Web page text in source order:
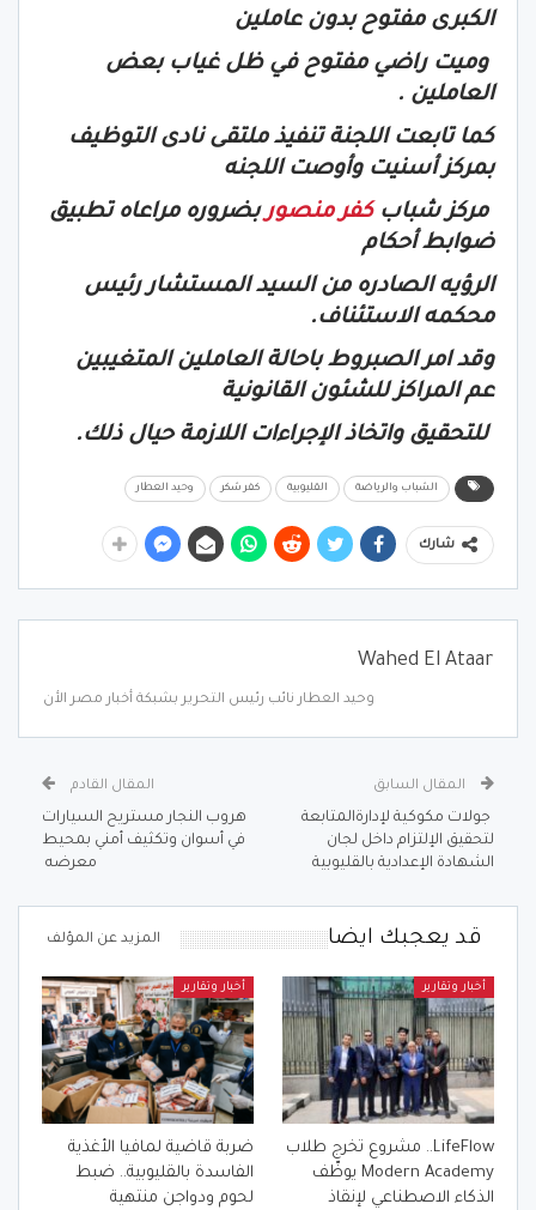
الكبرى مفتوح بدون عاملين
وميت راضي مفتوح في ظل غياب بعض
العاملين .
كما تابعت اللجنة تنفيذ ملتقى نادى التوظيف
بمركز أسنيت وأوصت اللجنه
مركز شبابكفر منصوربضروره مراعاه تطبيق
ضوابط أحكام
الرؤيه الصادره من السيد المستشار رئيس
محكمه الاستئناف.
وقد امر الصبروط باحالة العاملين المتغيبين
عم المراكز للشئون القانونية
للتحقيق واتخاذ الإجراءات اللازمة حيال ذلك.
الشباب والرياضة القليوبية كفر شكر وحيد العطار
شارك
Wahed El Ataar
وحيد العطار نائب رئيس التحرير بشبكة أخبار مصر الأن
المقال السابق
جولات مكوكية لإدارةالمتابعة
لتحقيق الإلتزام داخل لجان
الشهادة الإعدادية بالقليوبية
المقال القادم
هروب النجار مستريح السيارات
في أسوان وتكثيف أمني بمحيط
معرضه
قد يعجبك ايضا المزيد عن المؤلف
أخبار وتقارير
LifeFlow.. مشروع تخرج طلاب
Modern Academy يوظّف
الذكاء الاصطناعي لإنقاذ
أخبار وتقارير
ضربة قاضية لمافيا الأغذية
الفاسدة بالقليوبية.. ضبط
لحوم ودواجن منتهية